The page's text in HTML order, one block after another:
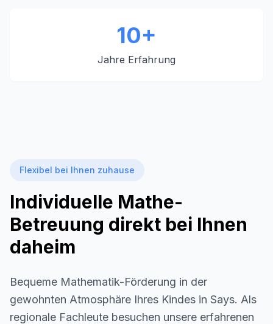
10+
Jahre Erfahrung
Flexibel bei Ihnen zuhause
Individuelle Mathe-
Betreuung direkt bei Ihnen
daheim
Bequeme Mathematik-Förderung in der
gewohnten Atmosphäre Ihres Kindes in Says. Als
regionale Fachleute besuchen unsere erfahrenen